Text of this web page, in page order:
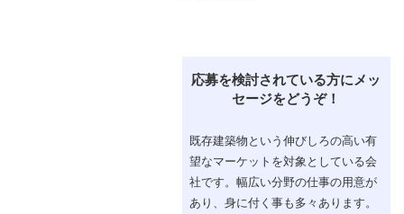
応募を検討されている方にメッ
セージをどうぞ！
既存建築物という伸びしろの高い有
望なマーケットを対象としている会
社です。幅広い分野の仕事の用意が
あり、身に付く事も多々あります。